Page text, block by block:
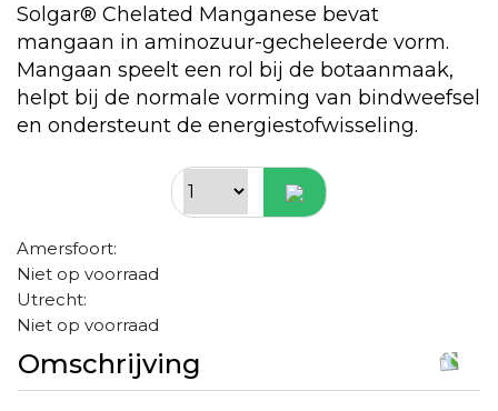
Solgar® Chelated Manganese bevat
mangaan in aminozuur-gecheleerde vorm.
Mangaan speelt een rol bij de botaanmaak,
helpt bij de normale vorming van bindweefsel
en ondersteunt de energiestofwisseling.
Amersfoort:
Niet op voorraad
Utrecht:
Niet op voorraad
Omschrijving